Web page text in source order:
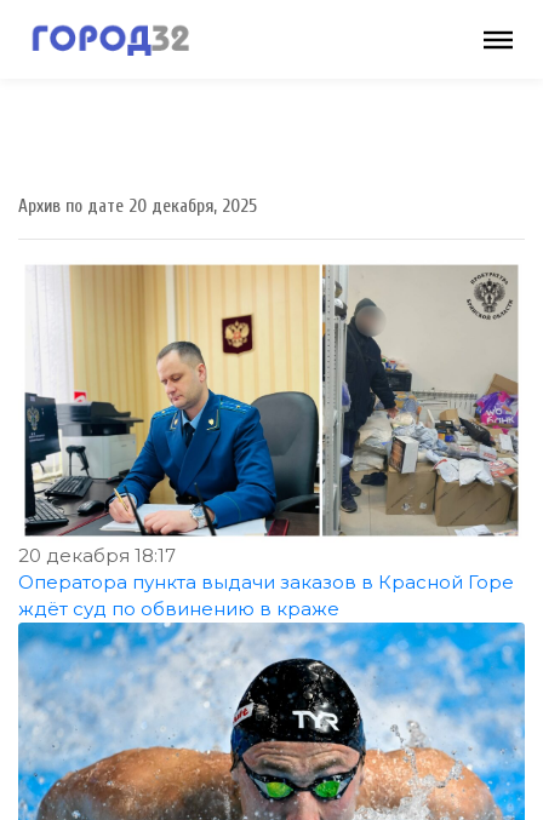
Архив по дате 20 декабря, 2025
20 декабря 18:17
Оператора пункта выдачи заказов в Красной Горе
ждёт суд по обвинению в краже